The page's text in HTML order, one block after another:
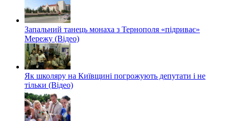
Запальний танець монаха з Тернополя «підриває»
Мережу (Відео)
Як школяру на Київщині погрожують депутати і не
тільки (Відео)